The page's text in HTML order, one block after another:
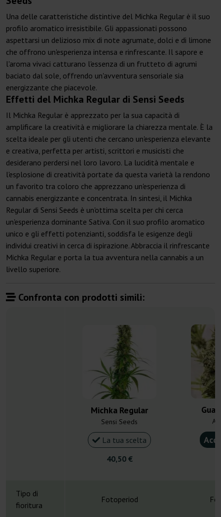
Una delle caratteristiche distintive del Michka Regular è il suo
profilo aromatico irresistibile. Gli appassionati possono
aspettarsi un delizioso mix di note agrumate, dolci e di limone
che offrono un'esperienza intensa e rinfrescante. Il sapore e
l'aroma vivaci catturano l'essenza di un frutteto di agrumi
baciato dal sole, offrendo un'avventura sensoriale sia
energizzante che piacevole.
Effetti del Michka Regular di Sensi Seeds
Il Michka Regular è apprezzato per la sua capacità di
amplificare la creatività e migliorare la chiarezza mentale. È la
scelta ideale per gli utenti che cercano un'esperienza elevante
e creativa, perfetta per artisti, scrittori e musicisti che
desiderano perdersi nel loro lavoro. La lucidità mentale e
l'esplosione di creatività portate da questa varietà la rendono
un favorito tra coloro che apprezzano un'esperienza di
cannabis energizzante e concentrata. In sintesi, il Michka
Regular di Sensi Seeds è un'ottima scelta per chi cerca
un'esperienza dominante Sativa. Con il suo profilo aromatico
unico e gli effetti potenzianti, soddisfa le esigenze degli
individui creativi in cerca di ispirazione. Abbraccia il rinfrescante
Michka Regular e porta la tua avventura nella cannabis a un
livello superiore.
Confronta con prodotti simili:
Michka Regular
Sensi Seeds
La tua scelta
40,50 €
Tipo di
fioritura
Fotoperiod